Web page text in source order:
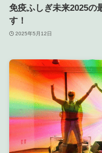
免疫ふしぎ未来2025の
す！
2025年5月12日